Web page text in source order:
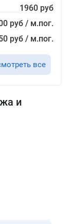
1960 руб
руб / м.пог.
руб / м.пог.
все
и